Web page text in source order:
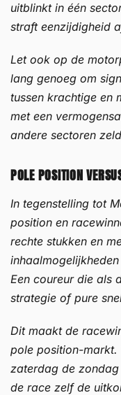
uitblinkt in één
straft eenzijdigheid
Let ook op de
lang genoeg om
tussen krachtige en
met een
andere sectoren
POLE POSITION
In tegenstelling tot
position en
rechte stukken en
Een coureur die als
strategie of pure
Dit maakt de
pole position-markt.
zaterdag de
de race zelf de